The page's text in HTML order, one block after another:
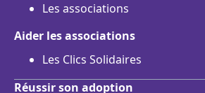
Les associations
Aider les associations
Les Clics Solidaires
Réussir son adoption